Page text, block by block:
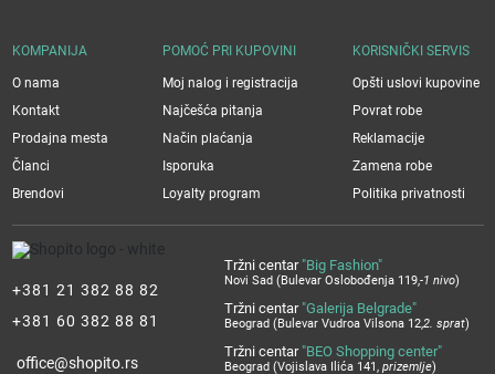
+381 21 382 88 82
+381 60 382 88 81
office@shopito.rs
Tržni centar "Big Fashion"
Novi Sad (Bulevar Oslobođenja 119,-1 nivo)
Tržni centar "Galerija Belgrade"
Beograd (Bulevar Vudroa Vilsona 12,2. sprat)
Tržni centar "BEO Shopping center"
Beograd (Vojislava Ilića 141, prizemlje)
KOMPANIJA
O nama
Kontakt
Prodajna mesta
Članci
Brendovi
POMOĆ PRI KUPOVINI
Moj nalog i registracija
Najčešća pitanja
Način plaćanja
Isporuka
Loyalty program
KORISNIČKI SERVIS
Opšti uslovi kupovine
Povrat robe
Reklamacije
Zamena robe
Politika privatnosti